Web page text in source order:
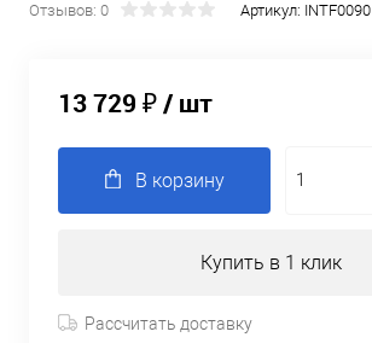
Отзывов: 0 Артикул: INTF0090
13 729 ₽/ шт
В корзину
Купить в 1 клик
Рассчитать доставку